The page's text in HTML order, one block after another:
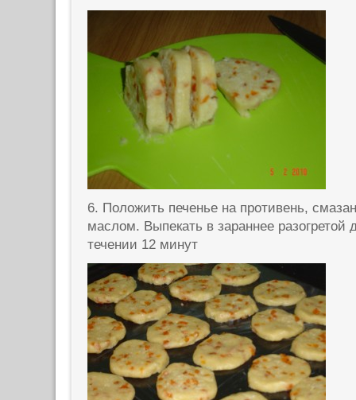
6. Положить печенье на противень,
маслом. Выпекать в зараннее разогретой
течении 12 минут